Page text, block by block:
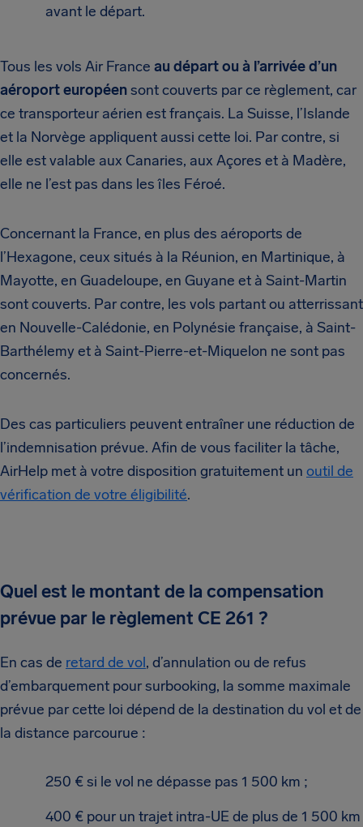
avant le départ.
Tous les vols Air France au départ ou à l’arrivée d’un
aéroport européensont couverts par ce règlement, car
ce transporteur aérien est français. La Suisse, l’Islande
et la Norvège appliquent aussi cette loi. Par contre, si
elle est valable aux Canaries, aux Açores et à Madère,
elle ne l’est pas dans les îles Féroé.
Concernant la France, en plus des aéroports de
l’Hexagone, ceux situés à la Réunion, en Martinique, à
Mayotte, en Guadeloupe, en Guyane et à Saint-Martin
sont couverts. Par contre, les vols partant ou atterrissant
en Nouvelle-Calédonie, en Polynésie française, à Saint-
Barthélemy et à Saint-Pierre-et-Miquelon ne sont pas
concernés.
Des cas particuliers peuvent entraîner une réduction de
l’indemnisation prévue. Afin de vous faciliter la tâche,
AirHelp met à votre disposition gratuitement un outil de
vérification de votre éligibilité.
Quel est le montant de la compensation
prévue par le règlement CE 261 ?
En cas de retard de vol, d’annulation ou de refus
d’embarquement pour surbooking, la somme maximale
prévue par cette loi dépend de la destination du vol et de
la distance parcourue :
250 € si le vol ne dépasse pas 1 500 km ;
400 € pour un trajet intra-UE de plus de 1 500 km